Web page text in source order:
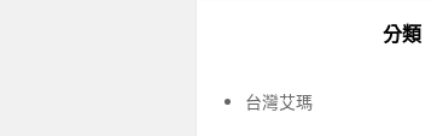
分類
台灣艾瑪